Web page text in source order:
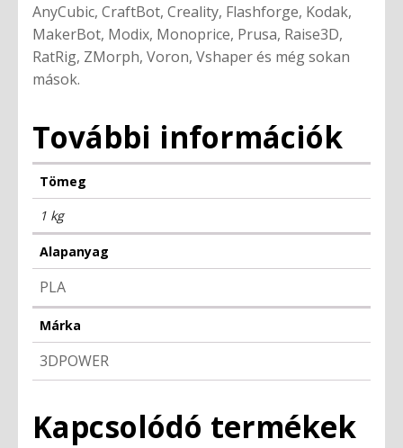
AnyCubic, CraftBot, Creality, Flashforge, Kodak,
MakerBot, Modix, Monoprice, Prusa, Raise3D,
RatRig, ZMorph, Voron, Vshaper és még sokan
mások.
További információk
Tömeg
1 kg
Alapanyag
PLA
Márka
3DPOWER
Kapcsolódó termékek